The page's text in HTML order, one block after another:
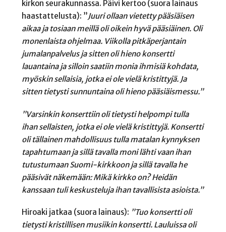
kirkon seurakunnassa. Päivi kertoo (suora lainaus
haastattelusta): ”Juuri ollaan vietetty pääsiäisen
aikaa ja tosiaan meillä oli oikein hyvä pääsiäinen. Oli
monenlaista ohjelmaa. Viikolla pitkäperjantain
jumalanpalvelus ja sitten oli hieno konsertti
lauantaina ja silloin saatiin monia ihmisiä kohdata,
myöskin sellaisia, jotka ei ole vielä kristittyjä. Ja
sitten tietysti sunnuntaina oli hieno pääsiäismessu.”
”Varsinkin konserttiin oli tietysti helpompi tulla
ihan sellaisten, jotka ei ole vielä kristittyjä. Konsertti
oli tällainen mahdollisuus tulla matalan kynnyksen
tapahtumaan ja sillä tavalla moni lähti vaan ihan
tutustumaan Suomi-kirkkoon ja sillä tavalla he
pääsivät näkemään: Mikä kirkko on? Heidän
kanssaan tuli keskusteluja ihan tavallisista asioista.”
Hiroaki jatkaa (suora lainaus): ”Tuo konsertti oli
tietysti kristillisen musiikin konsertti. Lauluissa oli